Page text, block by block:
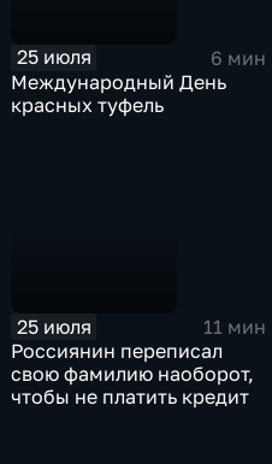
25 июля
6 мин
Международный День
красных туфель
25 июля
11 мин
Россиянин переписал
свою фамилию наоборот,
чтобы не платить кредит